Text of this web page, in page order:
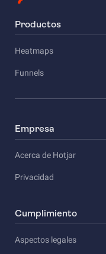
Productos
Heatmaps
Funnels
Empresa
Acerca de Hotjar
Privacidad
Cumplimiento
Aspectos legales